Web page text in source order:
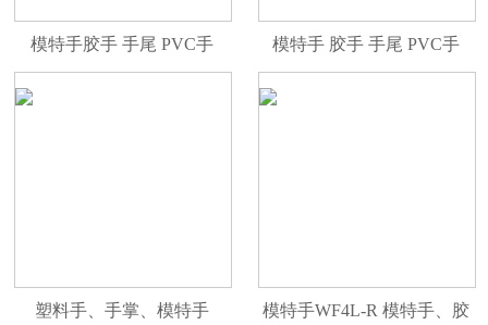
模特手胶手 手尾 PVC手
WF9R
模特手 胶手 手尾 PVC手
WF4CL-ER
塑料手、手掌、模特手
模特手WF4L-R 模特手、胶